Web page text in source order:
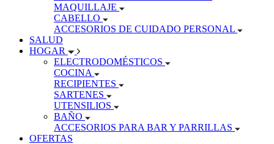
MAQUILLAJE
CABELLO
ACCESORIOS DE CUIDADO PERSONAL
SALUD
HOGAR
ELECTRODOMÉSTICOS
COCINA
RECIPIENTES
SARTENES
UTENSILIOS
BAÑO
ACCESORIOS PARA BAR Y PARRILLAS
OFERTAS